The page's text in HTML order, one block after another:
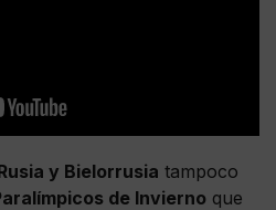
y Bielorrusia tampoco
de Invierno que